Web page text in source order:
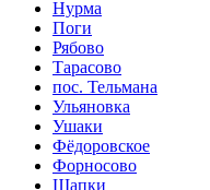
Нурма
Поги
Рябово
Тарасово
пос. Тельмана
Ульяновка
Ушаки
Фёдоровское
Форносово
Шапки